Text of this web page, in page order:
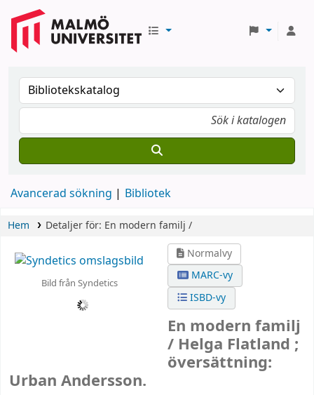
Avancerad sökning Bibliotek
Hem Detaljer för: En modern familj /
Bild från Syndetics
Normalvy
MARC-vy
ISBD-vy
En modern familj
/ Helga Flatland ;
översättning:
Urban Andersson.